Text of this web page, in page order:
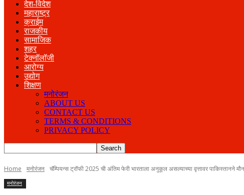
देश-विदेश
महाराष्ट्र
क्राईम
राजकीय
सामाजिक
शहर
टेक्नॉलॉजी
आरोग्य
उद्योग
शिक्षण
मनोरंजन
ABOUT US
CONTACT US
TERMS & CONDITIONS
PRIVACY POLICY
Home मनोरंजन चॅम्पियन्स ट्रॉफी 2025 ची अंतिम फेरी भारताला अनुकूल असल्याच्या वृत्तावर पाकिस्तानने
मनोरंजन